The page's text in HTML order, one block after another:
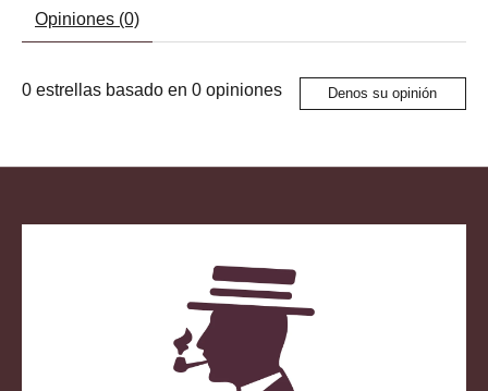
Opiniones (0)
0 estrellas basado en 0 opiniones Denos su opinión